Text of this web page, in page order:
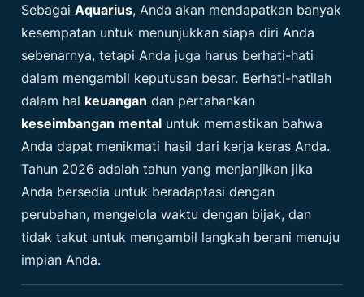
SebagaiAquarius, Anda akan mendapatkan banyak
kesempatan untuk menunjukkan siapa diri Anda
sebenarnya, tetapi Anda juga harus berhati-hati
dalam mengambil keputusan besar. Berhati-hatilah
dalam hal keuangan dan pertahankan
keseimbangan mental untuk memastikan bahwa
Anda dapat menikmati hasil dari kerja keras Anda.
Tahun 2026 adalah tahun yang menjanjikan jika
Anda bersedia untuk beradaptasi dengan
perubahan, mengelola waktu dengan bijak, dan
tidak takut untuk mengambil langkah berani menuju
impian Anda.